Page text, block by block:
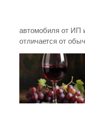
автомобиля от ИП
отличается от